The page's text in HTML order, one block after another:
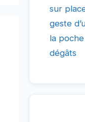
sur
geste
la
dégâts